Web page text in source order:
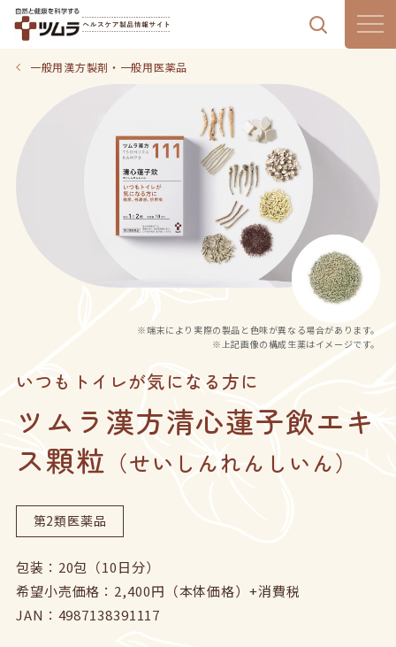
製品情報
漢方のある暮らし
はじめての漢方
気血水チェック
企業サイトへ
ヘルスケア製品チャットボット
お問い合わせ
ニュース
English 中文
一般用漢方製剤・一般用医薬品
※端末により実際の製品と色味が異なる場合があります。
※上記画像の構成生薬はイメージです。
いつもトイレが気になる方に
ツムラ漢方清心蓮子飲エキ
ス顆粒 （せいしんれんしいん）
第2類医薬品
包装：20包（10日分）
希望小売価格：2,400円（本体価格）+消費税
JAN：4987138391117